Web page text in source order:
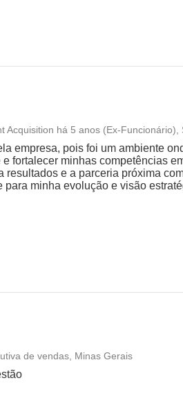
Conciliação com a vida
Benefícios
Acquisition há 5 anos (Ex-Funcionário),
empresa, pois foi um ambiente
fortalecer minhas competências
resultados e a parceria próxima
minha evolução e visão
de vendas, Minas Gerais